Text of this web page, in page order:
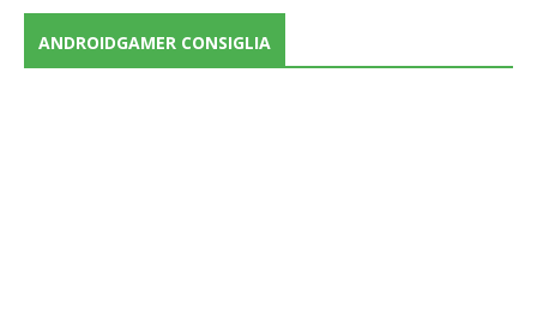
ANDROIDGAMER CONSIGLIA